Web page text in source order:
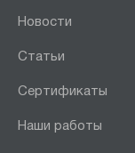
Новости
Статьи
Сертификаты
Наши работы